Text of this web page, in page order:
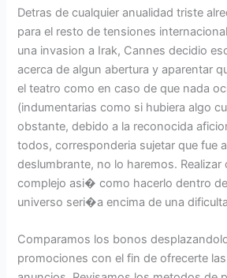
Detras de cualquier anualidad triste
para el resto de tensiones
una invasion a Irak, Cannes decidio
acerca de algun abertura y aparentar
el teatro como en caso de que nada
(indumentarias como si hubiera algo
obstante, debido a la reconocida
todos, corresponderia sujetar que fue
deslumbrante, no lo haremos. Realizar
complejo asi� como hacerlo dentro
universo seri�a encima de una
Comparamos los bonos
promociones con el fin de ofrecerte